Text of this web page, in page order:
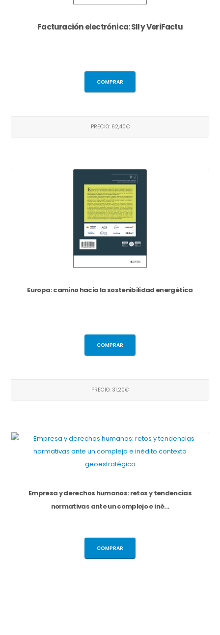
Facturación electrónica: SII y VeriFactu
COMPRAR
PRECIO: 62,40€
Europa: camino hacia la sostenibilidad energética
COMPRAR
PRECIO: 31,20€
Empresa y derechos humanos: retos y tendencias
normativas ante un complejo e iné...
COMPRAR